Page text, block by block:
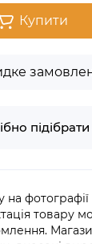
Купити
на
товару